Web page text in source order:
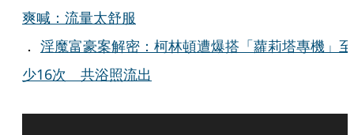
爽喊：流量太舒服
． 淫魔富豪案解密：柯林頓遭爆搭「蘿莉塔專機」至
少16次 共浴照流出